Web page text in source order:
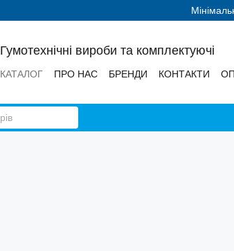
Гумотехнічні вироби та комплектуючі
КАТАЛОГ ПРО НАС БРЕНДИ КОНТАКТИ